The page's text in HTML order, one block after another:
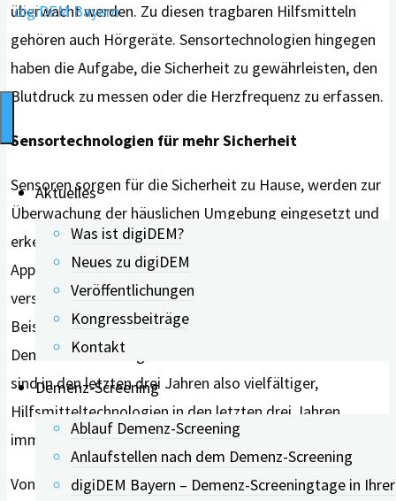
nach:
Aktuelles
Was ist digiDEM?
Neues zu digiDEM
Veröffentlichungen
Kongressbeiträge
Kontakt
Demenz-Screening
Ablauf Demenz-Screening
Anlaufstellen nach dem Demenz-Screening
digiDEM Bayern – Demenz-Screeningtage in Ihrer
überwacht werden. Zu diesen tragbaren Hilfsmitteln
gehören auch Hörgeräte. Sensortechnologien hingegen
haben die Aufgabe, die Sicherheit zu gewährleisten, den
Blutdruck zu messen oder die Herzfrequenz zu erfassen.
Sensortechnologien für mehr Sicherheit
Sensoren sorgen für die Sicherheit zu Hause, werden zur
Überwachung der häuslichen Umgebung eingesetzt und
erkennen etwa Stürze. Hinzu kommen Mobiltelefon-
Apps, Tablet-Computer mit Touchscreen und
verschiedene andere unterstützende Geräte wie zum
Beispiel einen E-Book-Reader für Menschen mit MCI und
Demenz und für kognitiv Gesunden. Die Einsatzbereiche
sind in den letzten drei Jahren also vielfältiger,
Hilfsmitteltechnologien in den letzten drei Jahren
immer multifunktionaler geworden.
Von digitalen Hilfsmitteln profitieren nicht nur die